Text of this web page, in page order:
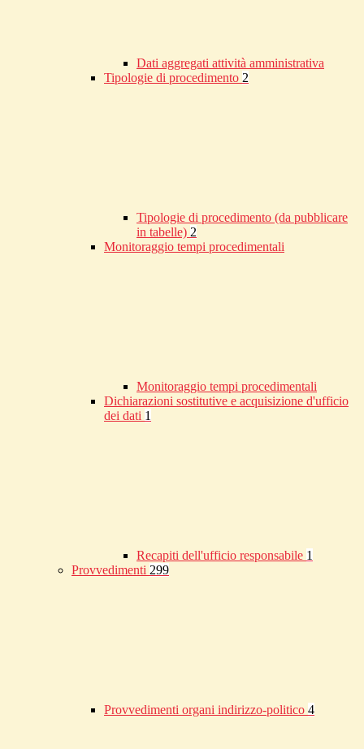
Dati aggregati attività amministrativa
Tipologie di procedimento 2
Tipologie di procedimento (da pubblicare
in tabelle) 2
Monitoraggio tempi procedimentali
Monitoraggio tempi procedimentali
Dichiarazioni sostitutive e acquisizione d'ufficio
dei dati 1
Recapiti dell'ufficio responsabile 1
Provvedimenti 299
Provvedimenti organi indirizzo-politico 4